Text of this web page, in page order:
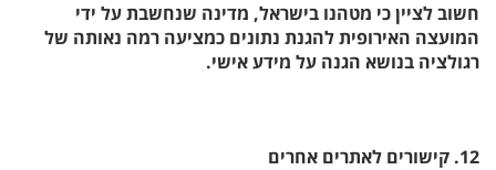
חשוב לציין כי מטהנו בישראל, מדינה שנחשבת על ידי
המועצה האירופית להגנת נתונים כמציעה רמה נאותה של
רגולציה בנושא הגנה על מידע אישי.
12. קישורים לאתרים אחרים